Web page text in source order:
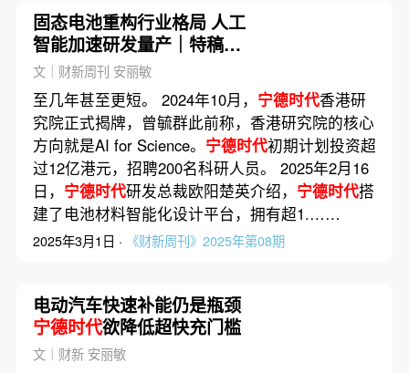
固态电池重构行业格局 人工
智能加速研发量产｜特稿精
选
文｜财新周刊 安丽敏
至几年甚至更短。 2024年10月， 宁德时代香港研
究院正式揭牌，曾毓群此前称，香港研究院的核心
方向就是AI for Science。 宁德时代初期计划投资超
过12亿港元，招聘200名科研人员。 2025年2月16
日， 宁德时代研发总裁欧阳楚英介绍， 宁德时代搭
建了电池材料智能化设计平台，拥有超1.……
2025年3月1日 · 《财新周刊》2025年第08期
电动汽车快速补能仍是瓶颈
宁德时代欲降低超快充门槛
文｜财新 安丽敏